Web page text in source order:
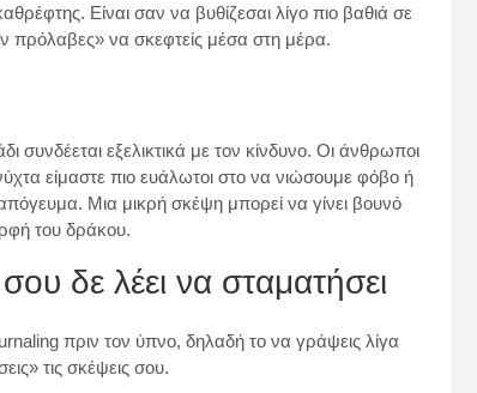
Είναι σαν να βυθίζεσαι λίγο πιο βαθιά σε
πρόλαβες» να σκεφτείς μέσα στη μέρα.
συνδέεται εξελικτικά με τον κίνδυνο. Οι άνθρωποι
είμαστε πιο ευάλωτοι στο να νιώσουμε φόβο ή
Μια μικρή σκέψη μπορεί να γίνει βουνό
του δράκου.
δε λέει να σταματήσει
πριν τον ύπνο, δηλαδή το να γράψεις λίγα
τις σκέψεις σου.